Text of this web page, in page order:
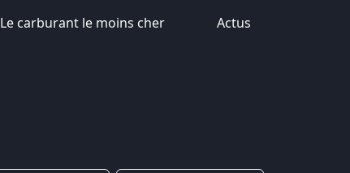
Le carburant le moins cher Actus